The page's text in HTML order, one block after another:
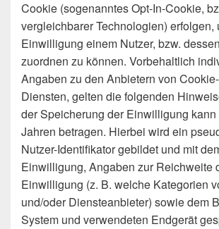
Cookie (sogenanntes Opt-In-Cookie,
vergleichbarer Technologien) erfolgen,
Einwilligung einem Nutzer, bzw.
zuordnen zu können. Vorbehaltlich
Angaben zu den Anbietern von
Diensten, gelten die folgenden
der Speicherung der Einwilligung
Jahren betragen. Hierbei wird ein
Nutzer-Identifikator gebildet und mit
Einwilligung, Angaben zur Reichweite
Einwilligung (z. B. welche Kategorien
und/oder Diensteanbieter) sowie dem
System und verwendeten Endgerät